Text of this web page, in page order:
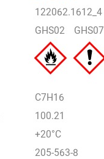
122062.1612_4
GHS02 GHS07
C7H16
100.21
+20°C
205-563-8